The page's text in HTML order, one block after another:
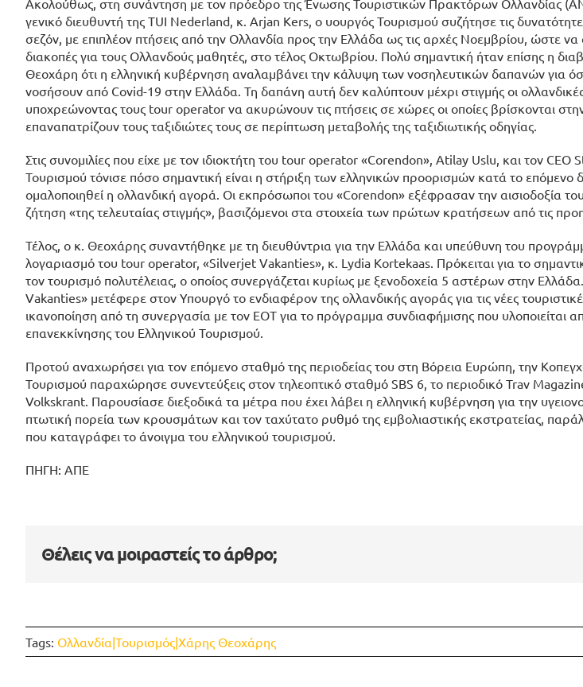
γενικό διευθυντή της TUI Nederland, κ. Arjan Kers, ο υουργός Τουρισμού συζήτησε τις
σεζόν, με επιπλέον πτήσεις από την Ολλανδία προς την Ελλάδα ως τις αρχές Νοεμβρίου, ώστε
διακοπές για τους Ολλανδούς μαθητές, στο τέλος Οκτωβρίου. Πολύ σημαντική ήταν επίσης η
Θεοχάρη ότι η ελληνική κυβέρνηση αναλαμβάνει την κάλυψη των νοσηλευτικών δαπανών για
νοσήσουν από Covid-19 στην Ελλάδα. Τη δαπάνη αυτή δεν καλύπτουν μέχρι στιγμής οι ολλανδικές
υποχρεώνοντας τους tour operator να ακυρώνουν τις πτήσεις σε χώρες οι οποίες βρίσκονται
επαναπατρίζουν τους ταξιδιώτες τους σε περίπτωση μεταβολής της ταξιδιωτικής οδηγίας.
Στις συνομιλίες που είχε με τον ιδιοκτήτη του tour operator «Corendon», Atilay Uslu, και τον
Τουρισμού τόνισε πόσο σημαντική είναι η στήριξη των ελληνικών προορισμών κατά το επόμενο
ομαλοποιηθεί η ολλανδική αγορά. Οι εκπρόσωποι του «Corendon» εξέφρασαν την αισιοδοξία
ζήτηση «της τελευταίας στιγμής», βασιζόμενοι στα στοιχεία των πρώτων κρατήσεων από τις
Τέλος, ο κ. Θεοχάρης συναντήθηκε με τη διευθύντρια για την Ελλάδα και υπεύθυνη του
λογαριασμό του tour operator, «Silverjet Vakanties», κ. Lydia Kortekaas. Πρόκειται για το
τον τουρισμό πολυτέλειας, ο οποίος συνεργάζεται κυρίως με ξενοδοχεία 5 αστέρων στην
Vakanties» μετέφερε στον Υπουργό το ενδιαφέρον της ολλανδικής αγοράς για τις νέες
ικανοποίηση από τη συνεργασία με τον ΕΟΤ για το πρόγραμμα συνδιαφήμισης που υλοποιείται
επανεκκίνησης του Ελληνικού Τουρισμού.
Προτού αναχωρήσει για τον επόμενο σταθμό της περιοδείας του στη Βόρεια Ευρώπη, την
Τουρισμού παραχώρησε συνεντεύξεις στον τηλεοπτικό σταθμό SBS 6, το περιοδικό Trav
Volkskrant. Παρουσίασε διεξοδικά τα μέτρα που έχει λάβει η ελληνική κυβέρνηση για την
πτωτική πορεία των κρουσμάτων και τον ταχύτατο ρυθμό της εμβολιαστικής εκστρατείας,
που καταγράφει το άνοιγμα του ελληνικού τουρισμού.
ΠΗΓΗ: ΑΠΕ
Θέλεις να μοιραστείς το άρθρο;
Tags: Ολλανδία|Τουρισμός|Χάρης Θεοχάρης